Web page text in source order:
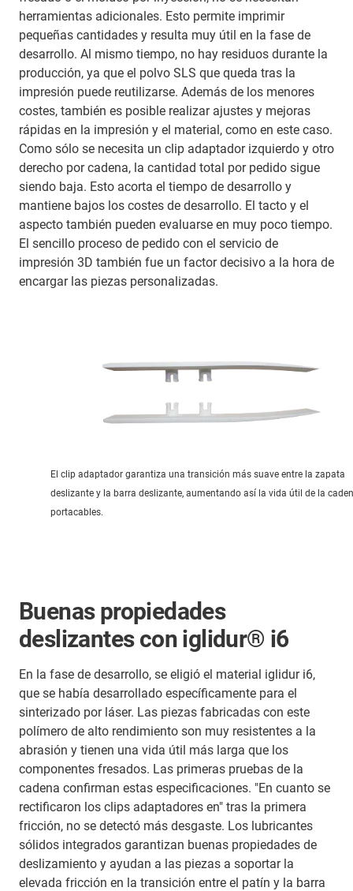
herramientas adicionales. Esto permite imprimir
pequeñas cantidades y resulta muy útil en la fase de
desarrollo. Al mismo tiempo, no hay residuos durante la
producción, ya que el polvo SLS que queda tras la
impresión puede reutilizarse. Además de los menores
costes, también es posible realizar ajustes y mejoras
rápidas en la impresión y el material, como en este caso.
Como sólo se necesita un clip adaptador izquierdo y otro
derecho por cadena, la cantidad total por pedido sigue
siendo baja. Esto acorta el tiempo de desarrollo y
mantiene bajos los costes de desarrollo. El tacto y el
aspecto también pueden evaluarse en muy poco tiempo.
El sencillo proceso de pedido con el servicio de
impresión 3D también fue un factor decisivo a la hora de
encargar las piezas personalizadas.
El clip adaptador garantiza una transición más suave entre la zapata
deslizante y la barra deslizante, aumentando así la vida útil de la
portacables.
Buenas propiedades
deslizantes con iglidur® i6
En la fase de desarrollo, se eligió el material iglidur i6,
que se había desarrollado específicamente para el
sinterizado por láser. Las piezas fabricadas con este
polímero de alto rendimiento son muy resistentes a la
abrasión y tienen una vida útil más larga que los
componentes fresados. Las primeras pruebas de la
cadena confirman estas especificaciones. "En cuanto se
rectificaron los clips adaptadores en" tras la primera
fricción, no se detectó más desgaste. Los lubricantes
sólidos integrados garantizan buenas propiedades de
deslizamiento y ayudan a las piezas a soportar la
elevada fricción en la transición entre el patín y la barra